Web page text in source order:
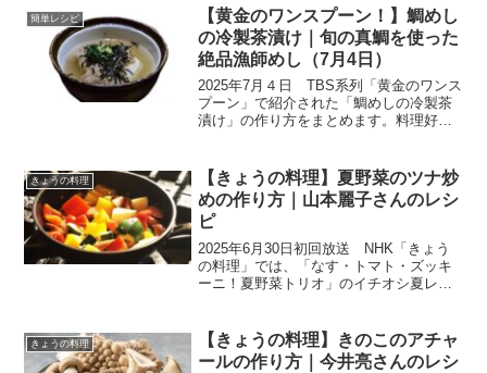
ピです。今回は旬の産地ごはん、千葉県
成田市の『れんこん...
簡単レシピ
【黄金のワンスプーン！】鯛めし
の冷製茶漬け｜旬の真鯛を使った
絶品漁師めし（7月4日）
2025年7月４日 TBS系列「黄金のワンス
プーン」で紹介された「鯛めしの冷製茶
漬け」の作り方をまとめます。料理好き
川県三浦市を訪問し、番組初の海釣りで
今が旬の...
きょうの料理
【きょうの料理】夏野菜のツナ炒
めの作り方｜山本麗子さんのレシ
ピ
2025年6月30日初回放送 NHK「きょう
の料理」では、「なす・トマト・ズッキ
ーニ！夏野菜トリオ」のイチオシ夏レシ
に夏野菜の魅力を引き出すレシピを教わ
ります。まずはパ...
きょうの料理
【きょうの料理】きのこのアチャ
ールの作り方｜今井亮さんのレシ